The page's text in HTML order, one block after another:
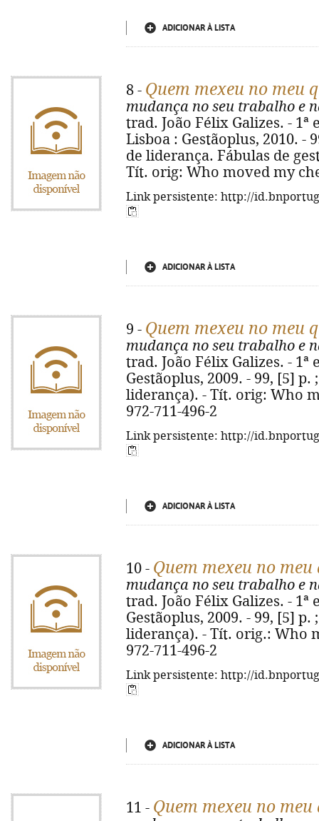
ADICIONAR À LISTA
8 - Quem mexeu no meu
mudança no seu trabalho e
trad. João Félix Galizes. -
Lisboa : Gestãoplus, 2010. -
de liderança. Fábulas de
Tít. orig: Who moved my
Link persistente: http://
ADICIONAR À LISTA
9 - Quem mexeu no meu
mudança no seu trabalho e
trad. João Félix Galizes. - 1ª
Gestãoplus, 2009. - 99, [5] p.
liderança). - Tít. orig: Who
972-711-496-2
Link persistente: http://
ADICIONAR À LISTA
10 - Quem mexeu no meu
mudança no seu trabalho e
trad. João Félix Galizes. - 1ª
Gestãoplus, 2009. - 99, [5] p.
liderança). - Tít. orig.: Who
972-711-496-2
Link persistente: http://
ADICIONAR À LISTA
11 - Quem mexeu no meu